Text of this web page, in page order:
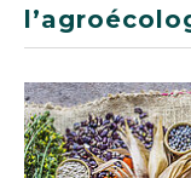
Show larger